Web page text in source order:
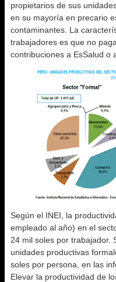
propietarios de sus
en su mayoría en precario
contaminantes. La
trabajadores es que no
contribuciones a EsSalud
Según el INEI, la
empleado al año) en el
24 mil soles por trabajador.
unidades productivas
soles por persona, en las
Elevar la productividad de